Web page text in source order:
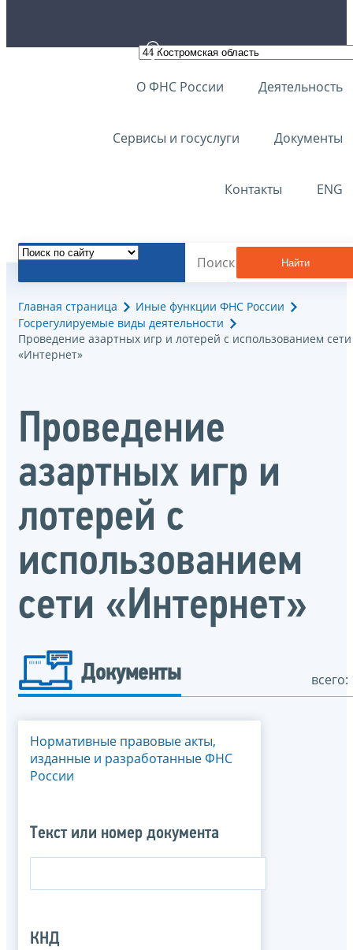
О ФНС России Деятельность
Сервисы и госуслуги Документы
Контакты ENG
Найти
Главная страница
Иные функции ФНС России
Госрегулируемые виды деятельности
Проведение азартных игр и лотерей с использованием сети
«Интернет»
Проведение
азартных игр и
лотерей с
использованием
сети «Интернет»
Документы всего:
Нормативные правовые акты,
изданные и разработанные ФНС
России
Текст или номер документа
КНД